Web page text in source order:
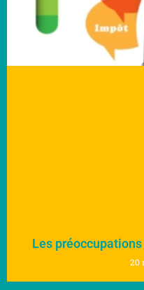
Les préoccupations
20